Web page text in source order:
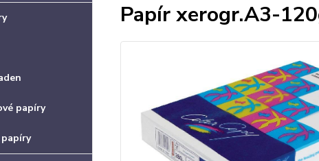
papíry
Papír xerogr.A3-